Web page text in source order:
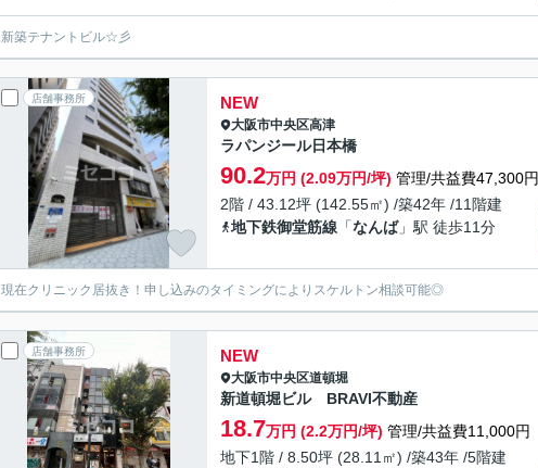
新築テナントビル☆彡
店舗事務所 NEW
大阪市中央区高津
ラパンジール日本橋
90.2万円 (2.09万円/坪) 管理/共益費47,300円
2階 / 43.12坪 (142.55㎡) /築42年 /11階建
地下鉄御堂筋線 「なんば」駅 徒歩11分
現在クリニック居抜き！申し込みのタイミングによりスケルトン相談可能◎
店舗事務所 NEW
大阪市中央区道頓堀
新道頓堀ビル BRAVI不動産
18.7万円 (2.2万円/坪) 管理/共益費11,000円
地下1階 / 8.50坪 (28.11㎡) /築43年 /5階建